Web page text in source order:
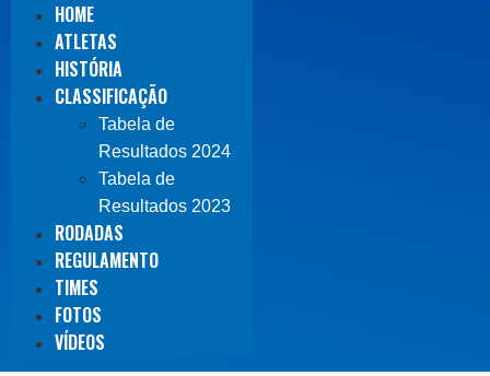
HOME
ATLETAS
HISTÓRIA
CLASSIFICAÇÃO
Tabela de
Resultados 2024
Tabela de
Resultados 2023
RODADAS
REGULAMENTO
TIMES
FOTOS
VÍDEOS